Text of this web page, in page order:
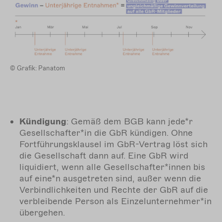
© Grafik: Panatom
Kündigung: Gemäß dem BGB kann jede*r
Gesellschafter*in die GbR kündigen. Ohne
Fortführungsklausel im GbR-Vertrag löst sich
die Gesellschaft dann auf. Eine GbR wird
liquidiert, wenn alle Gesellschafter*innen bis
auf eine*n ausgetreten sind, außer wenn die
Verbindlichkeiten und Rechte der GbR auf die
verbleibende Person als Einzelunternehmer*in
übergehen.